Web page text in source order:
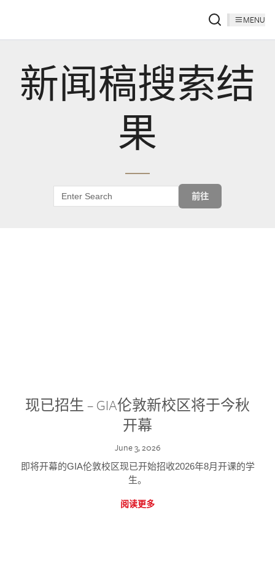
MENU
新闻稿搜索结
果
前往
现已招生 – GIA伦敦新校区将于今秋
开幕
June 3, 2026
即将开幕的GIA伦敦校区现已开始招收2026年8月开课的学
生。
阅读更多